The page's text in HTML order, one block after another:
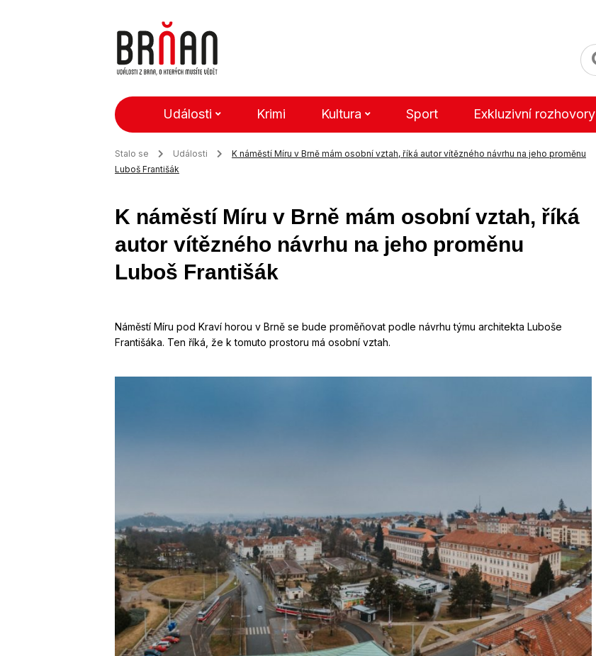
Události Krimi Kultura Sport Exkluzivní rozhovory
Stalo se Události
K náměstí Míru v Brně mám osobní vztah, říká autor vítězného návrhu na jeho proměnu
Luboš Františák
K náměstí Míru v Brně mám osobní vztah, říká
autor vítězného návrhu na jeho proměnu
Luboš Františák
Náměstí Míru pod Kraví horou v Brně se bude proměňovat podle návrhu týmu architekta Luboše
Františáka. Ten říká, že k tomuto prostoru má osobní vztah.